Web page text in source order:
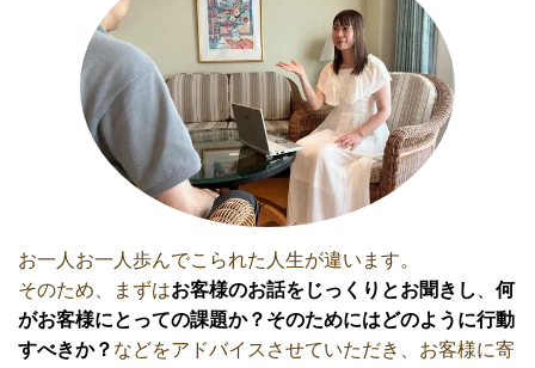
お一人お一人歩んでこられた人生が違います。
そのため、まずはお客様のお話をじっくりとお聞きし
何
がお客様にとっての課題か？そのためにはどのように行動
すべきか？ などをアドバイスさせていただき、お客様に寄